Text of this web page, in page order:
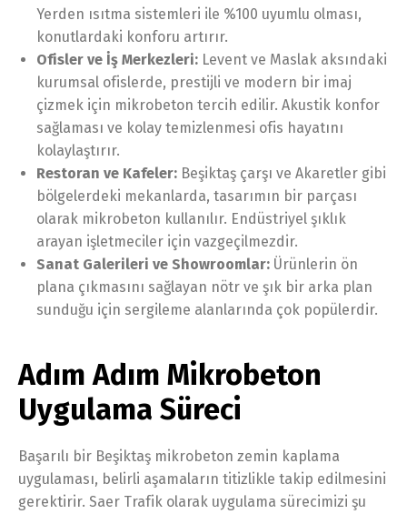
Yerden ısıtma sistemleri ile %100 uyumlu olması,
konutlardaki konforu artırır.
Ofisler ve İş Merkezleri: Levent ve Maslak aksındaki
kurumsal ofislerde, prestijli ve modern bir imaj
çizmek için mikrobeton tercih edilir. Akustik konfor
sağlaması ve kolay temizlenmesi ofis hayatını
kolaylaştırır.
Restoran ve Kafeler: Beşiktaş çarşı ve Akaretler gibi
bölgelerdeki mekanlarda, tasarımın bir parçası
olarak mikrobeton kullanılır. Endüstriyel şıklık
arayan işletmeciler için vazgeçilmezdir.
Sanat Galerileri ve Showroomlar: Ürünlerin ön
plana çıkmasını sağlayan nötr ve şık bir arka plan
sunduğu için sergileme alanlarında çok popülerdir.
Adım Adım Mikrobeton
Uygulama Süreci
Başarılı bir Beşiktaş mikrobeton zemin kaplama
uygulaması, belirli aşamaların titizlikle takip edilmesini
gerektirir. Saer Trafik olarak uygulama sürecimizi şu